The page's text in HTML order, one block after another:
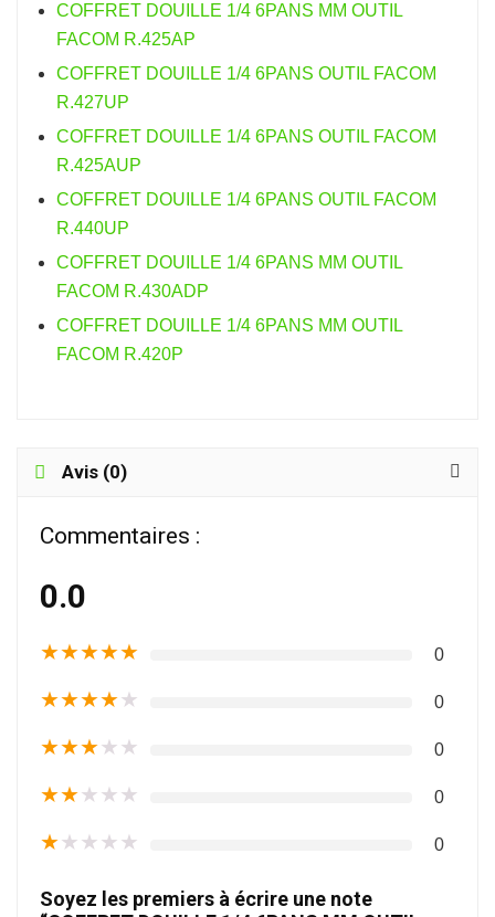
COFFRET DOUILLE 1/4 6PANS MM OUTIL
FACOM R.425AP
COFFRET DOUILLE 1/4 6PANS OUTIL FACOM
R.427UP
COFFRET DOUILLE 1/4 6PANS OUTIL FACOM
R.425AUP
COFFRET DOUILLE 1/4 6PANS OUTIL FACOM
R.440UP
COFFRET DOUILLE 1/4 6PANS MM OUTIL
FACOM R.430ADP
COFFRET DOUILLE 1/4 6PANS MM OUTIL
FACOM R.420P
Avis (0)
Commentaires :
0.0
★★★★★ 0
★★★★★ 0
★★★★★ 0
★★★★★ 0
★★★★★ 0
Soyez les premiers à écrire une note